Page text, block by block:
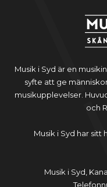
Musik i Syd är en
syfte att ge
musikupplevelser.
och
Musik i Syd har
Musik i Syd,